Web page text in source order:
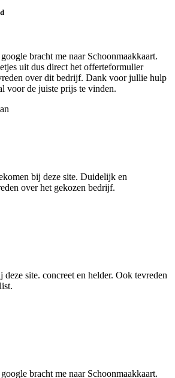
bracht me naar Schoonmaakkaart.
uit dus direct het offerteformulier
over dit bedrijf. Dank voor jullie hulp
voor de juiste prijs te vinden.
bij deze site. Duidelijk en
over het gekozen bedrijf.
site. concreet en helder. Ook tevreden
bracht me naar Schoonmaakkaart.